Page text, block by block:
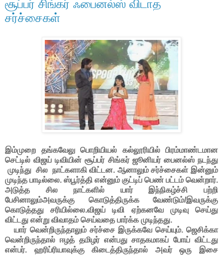
சூப்பர் சிங்கர் ஃபைனல்ஸ் விடாத
சர்ச்சைகள்
இம்முறை தங்கவேலு பொறியியல் கல்லூரியில் பிரம்மாண்டமான
செட்டில்விஜய் டிவியின் சூப்பர் சிங்கர் ஜூனியர் பைனல்ஸ் நடந்து
முடிந்து சில நாட்களாகி விட்டன. ஆனாலும் சர்ச்சைகள் இன்னும்
முடிந்த பாடில்லை. ஸ்பூர்த்தி என்னும் குட்டிப் பெண் பட்டம் வென்றார்.
அடுத்த சில நாட்களில் யார் இந்நிகழ்ச்சி பற்றி
பேசினாலும்அவருக்கு கொடுத்திருக்க வேண்டும்/இவருக்கு
கொடுத்தது சரியில்லை.விஜய் டிவி ஏற்கனவே முடிவு செய்து
விட்டது என்று விவாதம் செய்வதை பார்க்க முடிந்தது.
யார் வென்றிருந்தாலும் சர்ச்சை இருக்கவே செய்யும். ஜெசிக்கா
வென்றிருந்தால் ஈழத் தமிழர் என்பது சாதகமாகப் போய் விட்டது
என்பர். ஹரிப்ரியாவுக்கு கிடைத்திருந்தால் அவர் ஒரு இசை